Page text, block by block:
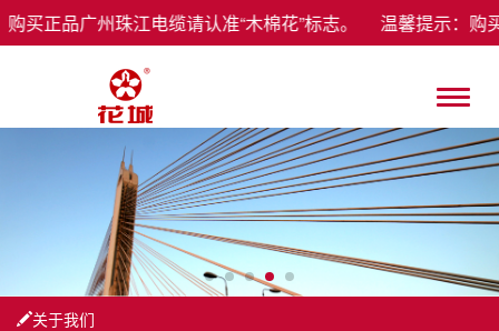
买正品广州珠江电缆请认准“木棉花”标志。 温馨提示：
关于我们